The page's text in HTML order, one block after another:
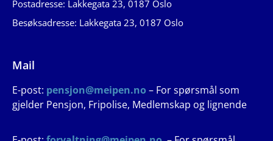
Postadresse: Lakkegata 23, 0187 Oslo
Besøksadresse: Lakkegata 23, 0187 Oslo
Mail
E-post: pensjon@meipen.no – For spørsmål som
gjelder Pensjon, Fripolise, Medlemskap og lignende